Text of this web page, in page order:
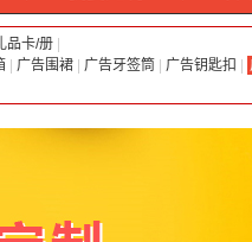
品卡/册
广告围裙 广告牙签筒 广告钥匙扣